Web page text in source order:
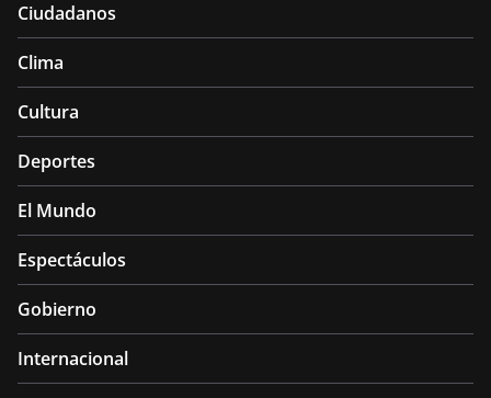
Ciudadanos
Clima
Cultura
Deportes
El Mundo
Espectáculos
Gobierno
Internacional